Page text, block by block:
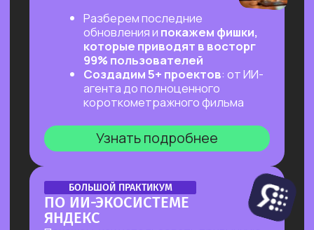
КТО «НЕ ТЕХНАРЬ»
Обещаем: за 2 часа переведем тебя
из точки «Это точно не для меня»
в точку «Я тоже могу вайб-кодить!»
Узнать подробнее
ПОДРАБОТКА НА ИИ
ДЛЯ КАЖДОГО
Разберем, на каких задачах можно
выстроить стабильную подработку
от 30 т.р. с помощью простых ИИ-
✔ Без технического бэкграунда
✔ Без смены профессии и опыта
во фрилансе
✔ Даже если есть всего 2 часа в день